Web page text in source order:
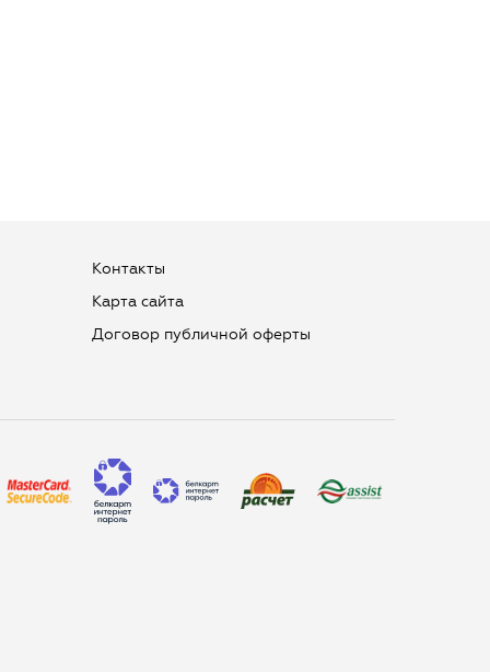
Контакты
Карта сайта
Договор публичной оферты